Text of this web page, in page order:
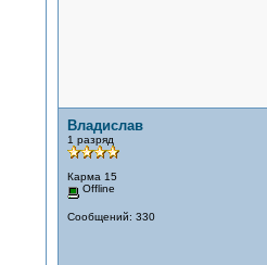
Владислав
1 разряд
Карма 15
Offline
Сообщений: 330